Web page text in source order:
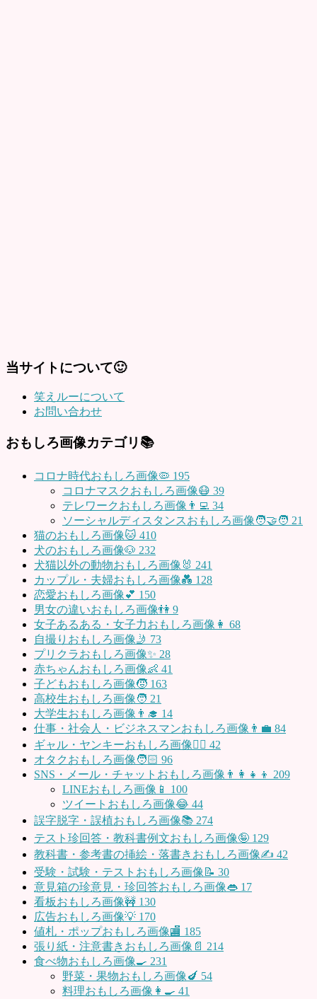
当サイトについて🙂
笑えルーについて
お問い合わせ
おもしろ画像カテゴリ📚
コロナ時代おもしろ画像🦠 195
コロナマスクおもしろ画像😷 39
テレワークおもしろ画像👨‍💻 34
ソーシャルディスタンスおもしろ画像🧑‍🤝‍🧑 21
猫のおもしろ画像🐱 410
犬のおもしろ画像🐶 232
犬猫以外の動物おもしろ画像🐰 241
カップル・夫婦おもしろ画像💑 128
恋愛おもしろ画像💕 150
男女の違いおもしろ画像👫 9
女子あるある・女子力おもしろ画像👩 68
自撮りおもしろ画像🤳 73
プリクラおもしろ画像✨ 28
赤ちゃんおもしろ画像👶 41
子どもおもしろ画像🧒 163
高校生おもしろ画像🧑 21
大学生おもしろ画像👨‍🎓 14
仕事・社会人・ビジネスマンおもしろ画像👨‍💼 84
ギャル・ヤンキーおもしろ画像👱‍♀️ 42
オタクおもしろ画像🧑🏻 96
SNS・メール・チャットおもしろ画像👨‍👩‍👧‍👦 209
LINEおもしろ画像📱 100
ツイートおもしろ画像😂 44
誤字脱字・誤植おもしろ画像📚 274
テスト珍回答・教科書例文おもしろ画像🤪 129
教科書・参考書の挿絵・落書きおもしろ画像✍️ 42
受験・試験・テストおもしろ画像📝 30
意見箱の珍意見・珍回答おもしろ画像👄 17
看板おもしろ画像🚧 130
広告おもしろ画像💡 170
値札・ポップおもしろ画像🏬 185
張り紙・注意書きおもしろ画像📄 214
食べ物おもしろ画像🍳 231
野菜・果物おもしろ画像🍆 54
料理おもしろ画像👩‍🍳 41